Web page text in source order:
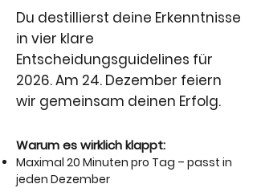
Du destillierst deine Erkenntnisse
in vier klare
Entscheidungsguidelines für
2026. Am 24. Dezember feiern
wir gemeinsam deinen Erfolg.
Warum es wirklich klappt:
Maximal 20 Minuten pro Tag – passt in
jeden Dezember